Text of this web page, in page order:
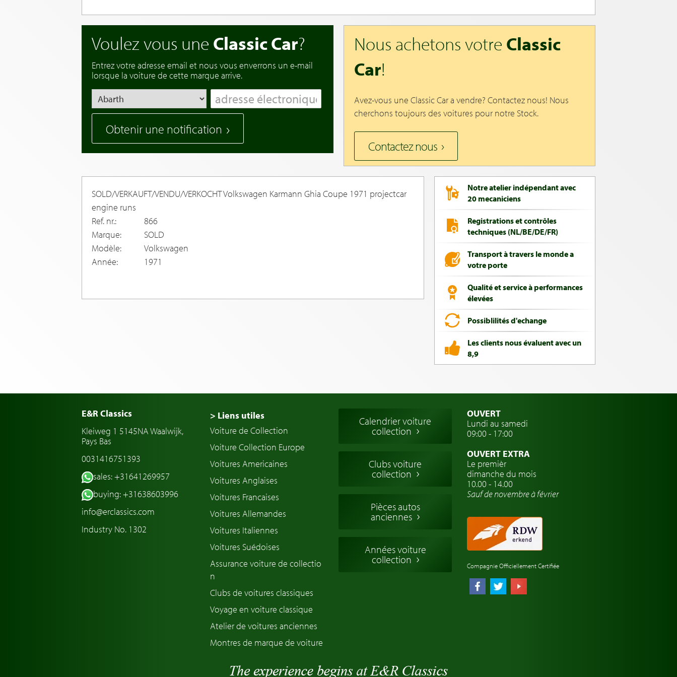
Voulez vous une Classic Car?
Entrez votre adresse email et nous vous enverrons un e-mail
lorsque la voiture de cette marque arrive.
Obtenir une notification
Nous achetons votre Classic
Car!
Avez-vous une Classic Car a vendre? Contactez nous! Nous
cherchons toujours des voitures pour notre Stock.
Contactez nous
SOLD/VERKAUFT/VENDU/VERKOCHT Volkswagen Karmann Ghia Coupe 1971 projectcar
engine runs
Ref. nr.:
866
Marque:
SOLD
Modèle:
Volkswagen
Année:
1971
Notre atelier indépendant avec
20 mecaniciens
Registrations et contrôles
techniques (NL/BE/DE/FR)
Transport à travers le monde a
votre porte
Qualité et service à performances
élevées
Possiblilités d'echange
Les clients nous évaluent avec un
8,9
E&R Classics
Kleiweg 1 5145NA Waalwijk,
Pays Bas
0031416751393
sales: +31641269957
buying: +31638603996
info@erclassics.com
Industry No. 1302
> Liens utiles
Voiture de Collection
Voiture Collection Europe
Voitures Americaines
Voitures Anglaises
Voitures Francaises
Voitures Allemandes
Voitures Italiennes
Voitures Suédoises
Assurance voiture de collectio
n
Clubs de voitures classiques
Voyage en voiture classique
Atelier de voitures anciennes
Montres de marque de voiture
Calendrier voiture
collection
Clubs voiture
collection
Pièces autos
anciennes
Années voiture
collection
OUVERT
Lundi au samedi
09:00 - 17:00
OUVERT EXTRA
Le premièr
dimanche du mois
10.00 - 14.00
Sauf de novembre à février
Compagnie Officiellement Certifiée